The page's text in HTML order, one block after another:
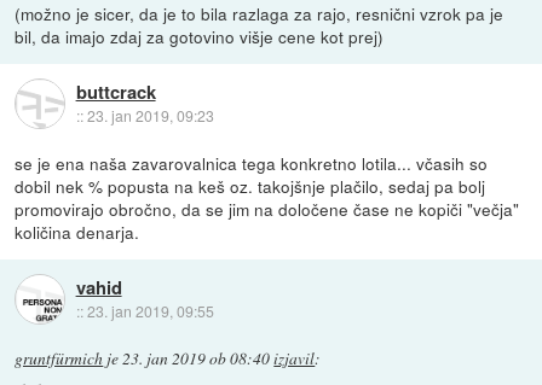
(možno je sicer, da je to bila razlaga za rajo, resnični vzrok pa je
bil, da imajo zdaj za gotovino višje cene kot prej)
buttcrack
::23. jan 2019, 09:23
se je ena naša zavarovalnica tega konkretno lotila... včasih so
dobil nek % popusta na keš oz. takojšnje plačilo, sedaj pa bolj
promovirajo obročno, da se jim na določene čase ne kopiči "večja"
količina denarja.
vahid
::23. jan 2019, 09:55
gruntfürmich je23. jan 2019 ob 08:40izjavil: